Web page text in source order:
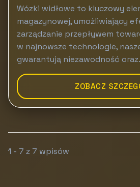
Wózki widłowe to kluczowy
magazynowej, umożliwiający
zarządzanie przepływem
w najnowsze technologie,
gwarantują niezawodność
ZOBACZ
1 - 7 z 7 wpisów